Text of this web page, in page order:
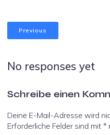
Previous
No responses yet
Schreibe einen
Deine E-Mail-Adresse wird
Erforderliche Felder sind mit *